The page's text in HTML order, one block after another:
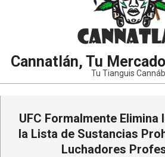
Cannatlán, Tu
Tu Tianguis
UFC Formalmente Elimina
la Lista de Sustancias
Luchadores